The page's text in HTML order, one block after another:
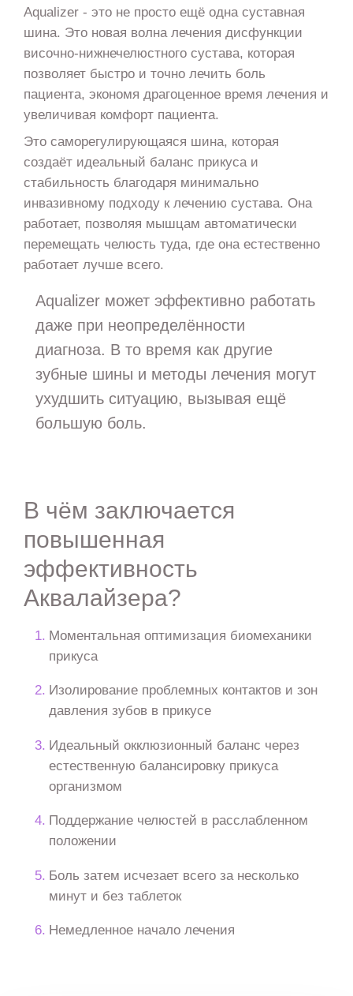
Aqualizer - это не просто ещё одна суставная
шина. Это новая волна лечения дисфункции
височно-нижнечелюстного сустава, которая
позволяет быстро и точно лечить боль
пациента, экономя драгоценное время лечения и
увеличивая комфорт пациента.
Это саморегулирующаяся шина, которая
создаёт идеальный баланс прикуса и
стабильность благодаря минимально
инвазивному подходу к лечению сустава. Она
работает, позволяя мышцам автоматически
перемещать челюсть туда, где она естественно
работает лучше всего.
Aqualizer может эффективно работать
даже при неопределённости
диагноза. В то время как другие
зубные шины и методы лечения могут
ухудшить ситуацию, вызывая ещё
большую боль.
В чём заключается
повышенная
эффективность
Аквалайзера?
Моментальная оптимизация биомеханики
прикуса
Изолирование проблемных контактов и зон
давления зубов в прикусе
Идеальный окклюзионный баланс через
естественную балансировку прикуса
организмом
Поддержание челюстей в расслабленном
положении
Боль затем исчезает всего за несколько
минут и без таблеток
Немедленное начало лечения